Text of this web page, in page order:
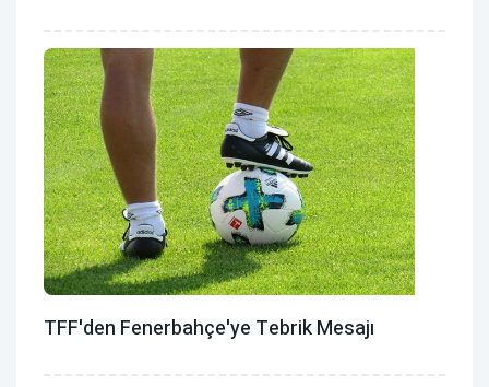
TFF'den Fenerbahçe'ye Tebrik Mesajı